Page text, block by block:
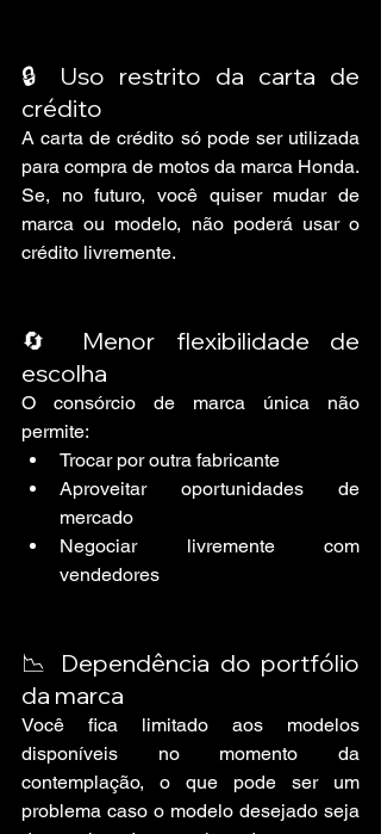
🔒 Uso restrito da carta de
crédito
A carta de crédito só pode ser utilizada
para compra de motos da marca Honda.
Se, no futuro, você quiser mudar de
marca ou modelo, não poderá usar o
crédito livremente.
🔄 Menor flexibilidade de
escolha
O consórcio de marca única não
permite:
Trocar por outra fabricante
Aproveitar oportunidades de
mercado
Negociar livremente com
vendedores
📉 Dependência do portfólio
da marca
Você fica limitado aos modelos
disponíveis no momento da
contemplação, o que pode ser um
problema caso o modelo desejado seja